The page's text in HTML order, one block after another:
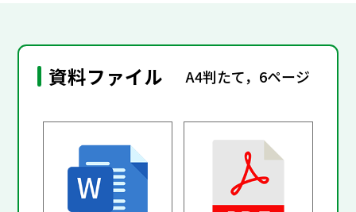
資料ファイル A4判たて，6ページ